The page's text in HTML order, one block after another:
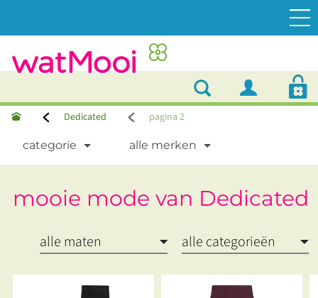
Dedicated pagina 2
categorie alle merken
mooie mode van Dedicated